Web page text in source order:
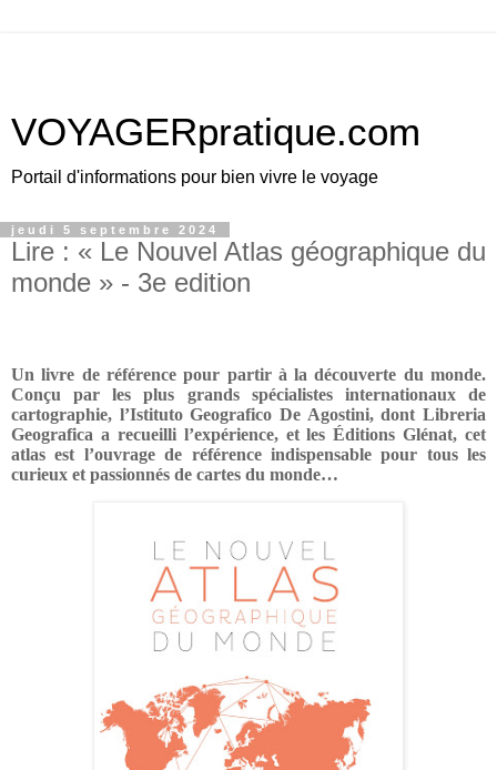
VOYAGERpratique.com
Portail d'informations pour bien vivre le voyage
jeudi 5 septembre 2024
Lire : « Le Nouvel Atlas géographique du
monde » - 3e edition
Un livre de référence pour partir à la découverte du monde.
Conçu par les plus grands spécialistes internationaux de
cartographie, l’Istituto Geografico De Agostini, dont Libreria
Geografica a recueilli l’expérience, et les Éditions Glénat, cet
atlas est l’ouvrage de référence indispensable pour tous les
curieux et passionnés de cartes du monde…